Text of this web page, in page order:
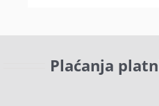
Plaćanja